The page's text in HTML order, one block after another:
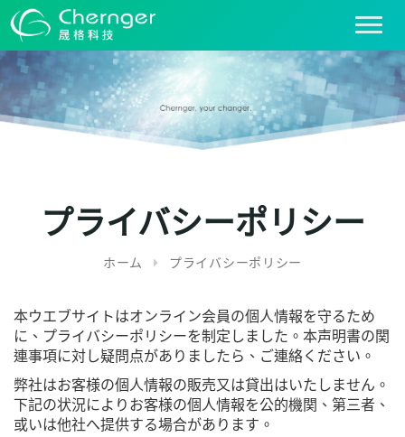
T
o
g
l
e
o
n
プライバシーポリシー
ホーム プライバシーポリシー
本ウエブサイトはオンライン会員の個人情報を守るため
に、プライバシーポリシーを制定しました。本声明書の関
連事項に対し疑問点がありましたら、ご連絡ください。
弊社はお客様の個人情報の販売又は貸出はいたしません。
下記の状況によりお客様の個人情報を公的機関、第三者、
或いは他社へ提供する場合があります。